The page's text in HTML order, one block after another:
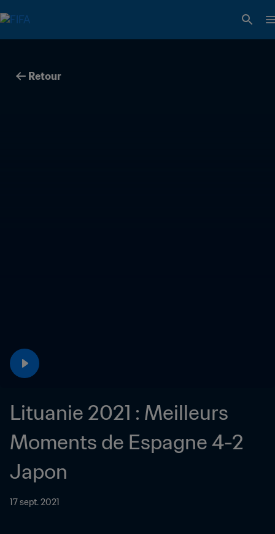
Retour
Lituanie 2021 : Meilleurs
Moments de Espagne 4-2
Japon
17 sept. 2021